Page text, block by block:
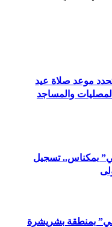
موعد صلاة عيد
2026م ولائحة المصليات والمساجد
بمكناس.. تسجيل
بمنطقة بشريشرة